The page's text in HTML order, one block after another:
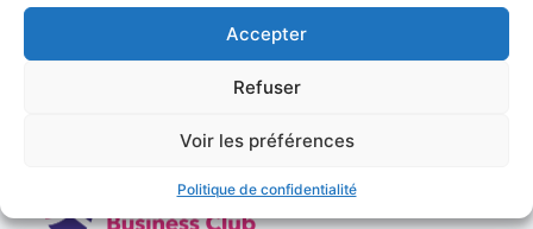
Accepter
Refuser
Voir les préférences
Politique de confidentialité